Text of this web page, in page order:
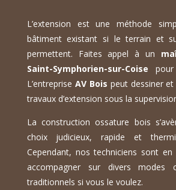
L’extension est une méthode
bâtiment existant si le terrain et
permettent. Faites appel à un
Saint-Symphorien-sur-Coise
L’entreprise AV Bois peut dessiner
travaux d’extension sous la
La construction ossature bois
choix judicieux, rapide et
Cependant, nos techniciens sont
accompagner sur divers modes
traditionnels si vous le voulez.